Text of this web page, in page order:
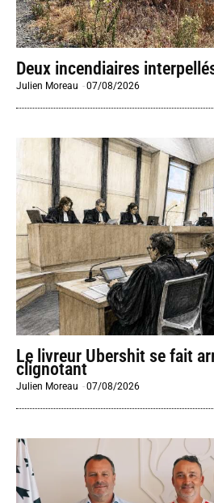
Deux incendiaires
Julien Moreau -07/08/2026
Le livreur Ubershit se fait
clignotant
Julien Moreau -07/08/2026